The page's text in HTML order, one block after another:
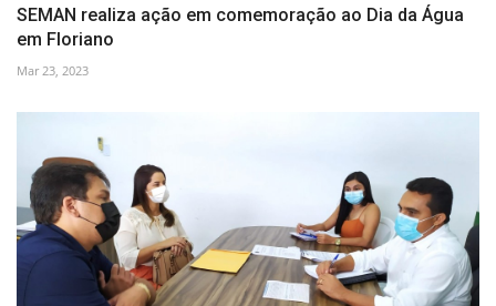
SEMAN realiza ação em comemoração ao Dia da Água
em Floriano
Mar 23, 2023